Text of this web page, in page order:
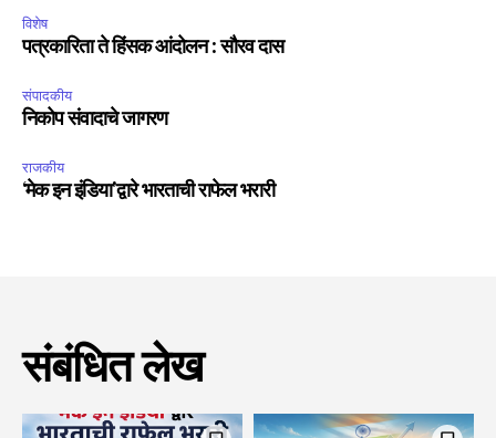
विशेष
पत्रकारिता ते हिंसक आंदोलन : सौरव दास
संपादकीय
निकोप संवादाचे जागरण
राजकीय
‘मेक इन इंडिया’द्वारे भारताची राफेल भरारी
संबंधित लेख